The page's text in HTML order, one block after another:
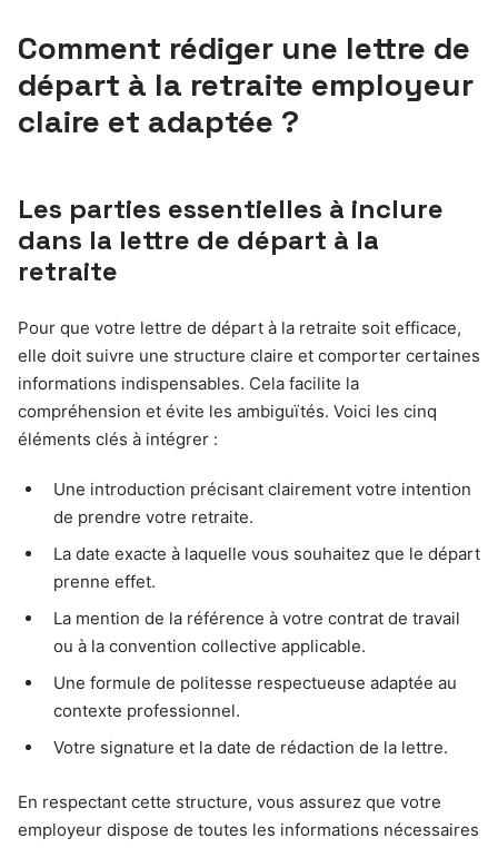
Comment rédiger une lettre de
départ à la retraite employeur
claire et adaptée ?
Les parties essentielles à inclure
dans la lettre de départ à la
retraite
Pour que votre lettre de départ à la retraite soit efficace,
elle doit suivre une structure claire et comporter certaines
informations indispensables. Cela facilite la
compréhension et évite les ambiguïtés. Voici les cinq
éléments clés à intégrer :
Une introduction précisant clairement votre intention
de prendre votre retraite.
La date exacte à laquelle vous souhaitez que le départ
prenne effet.
La mention de la référence à votre contrat de travail
ou à la convention collective applicable.
Une formule de politesse respectueuse adaptée au
contexte professionnel.
Votre signature et la date de rédaction de la lettre.
En respectant cette structure, vous assurez que votre
employeur dispose de toutes les informations nécessaires